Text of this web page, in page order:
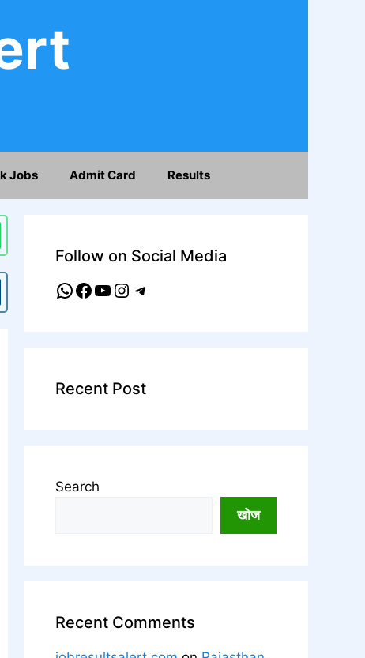
Jobs Admit Card Results
Follow on Social Media
WhatsApp
Facebook
YouTube
Instagram
Telegram
Recent Post
Search
खोज
Recent Comments